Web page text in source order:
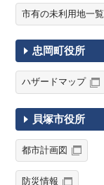
市有の未利用地一覧
忠岡町役所
ハザードマップ
貝塚市役所
都市計画図
防災情報